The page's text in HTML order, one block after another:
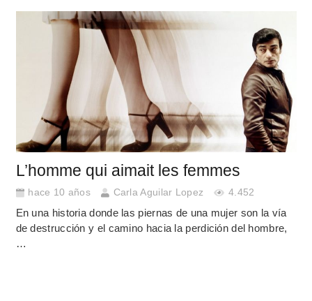
L’homme qui aimait les femmes
hace 10 años Carla Aguilar Lopez 4.452
En una historia donde las piernas de una mujer son la vía
de destrucción y el camino hacia la perdición del hombre,
…